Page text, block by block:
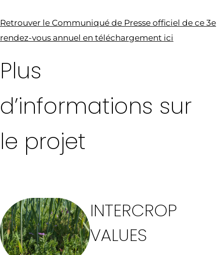
Retrouver le Communiqué de Presse officiel de ce 3e
rendez-vous annuel en téléchargement ici
Plus
d’informations sur
le projet
INTERCROP
VALUES